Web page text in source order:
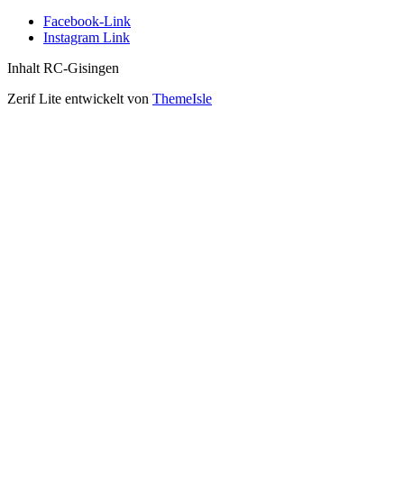
Facebook-Link
Instagram Link
Inhalt RC-Gisingen
Zerif Lite entwickelt von ThemeIsle